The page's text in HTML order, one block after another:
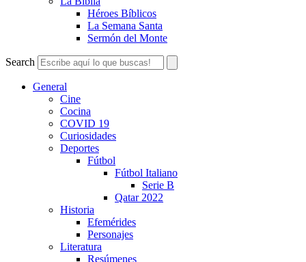
Héroes Bíblicos
La Semana Santa
Sermón del Monte
Search
General
Cine
Cocina
COVID 19
Curiosidades
Deportes
Fútbol
Fútbol Italiano
Serie B
Qatar 2022
Historia
Efemérides
Personajes
Literatura
Resúmenes